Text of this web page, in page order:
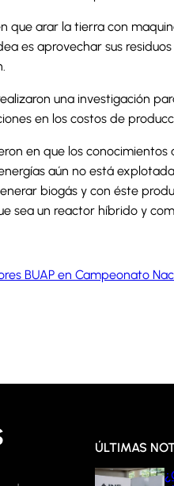
que arar la tierra con
es aprovechar sus
una investigación
en los costos de
en que los
aún no está
biogás y con éste
sea un reactor híbrido y
BUAP en Campeonato
ÚLTIMAS